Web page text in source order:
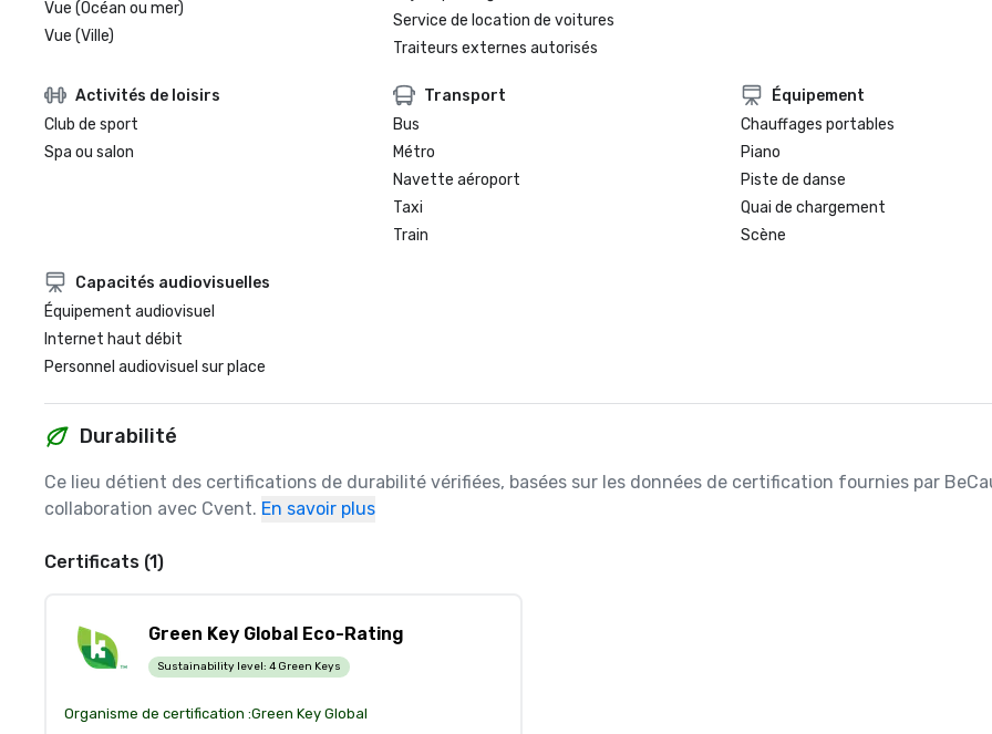
Vue (Océan ou mer)
Vue (Ville)
Service de location de voitures
Traiteurs externes autorisés
Activités de loisirs
Club de sport
Spa ou salon
Transport
Bus
Métro
Navette aéroport
Taxi
Train
Équipement
Chauffages portables
Piano
Piste de danse
Quai de chargement
Scène
Capacités audiovisuelles
Équipement audiovisuel
Internet haut débit
Personnel audiovisuel sur place
Durabilité
Ce lieu détient des certifications de durabilité vérifiées, basées sur les données de certification fournies par
collaboration avec Cvent. En savoir plus
Certificats (1)
Green Key Global Eco-Rating
Sustainability level: 4 Green Keys
Organisme de certification :Green Key Global